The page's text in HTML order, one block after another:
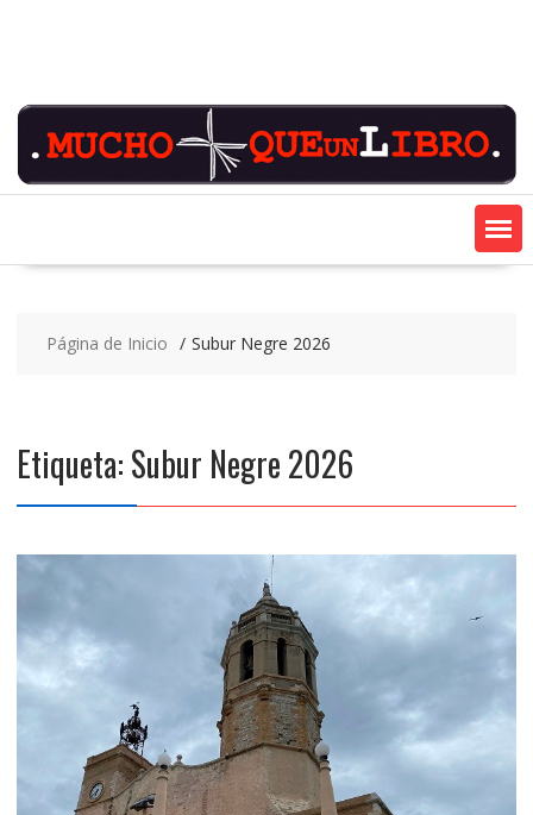
Página de Inicio Subur Negre 2026
Etiqueta:Subur Negre 2026